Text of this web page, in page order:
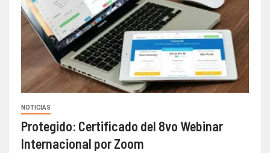
NOTICIAS
Protegido: Certificado del 8vo Webinar
Internacional por Zoom